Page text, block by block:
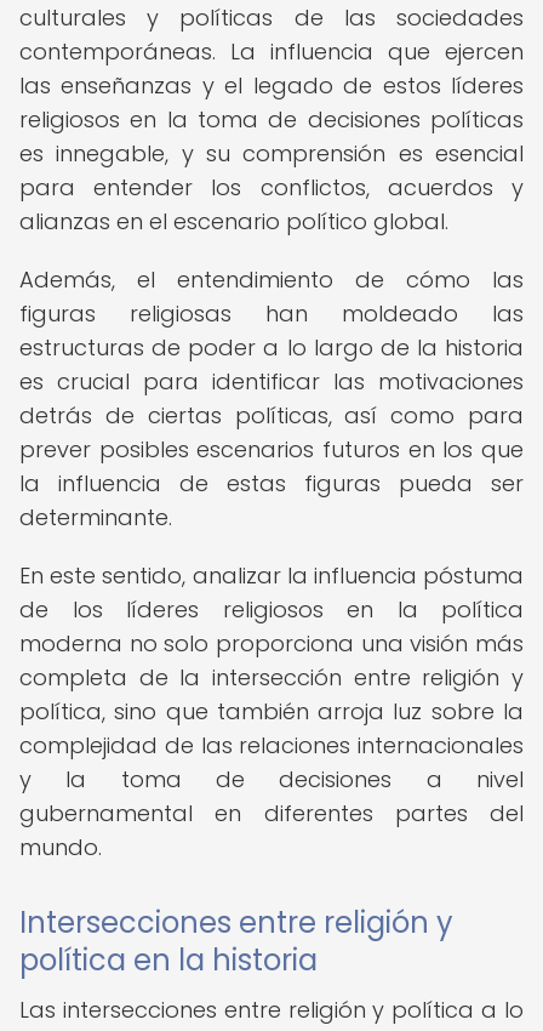
culturales y políticas de las sociedades
contemporáneas. La influencia que ejercen
las enseñanzas y el legado de estos líderes
religiosos en la toma de decisiones políticas
es innegable, y su comprensión es esencial
para entender los conflictos, acuerdos y
alianzas en el escenario político global.
Además, el entendimiento de cómo las
figuras religiosas han moldeado las
estructuras de poder a lo largo de la historia
es crucial para identificar las motivaciones
detrás de ciertas políticas, así como para
prever posibles escenarios futuros en los que
la influencia de estas figuras pueda ser
determinante.
En este sentido, analizar la influencia póstuma
de los líderes religiosos en la política
moderna no solo proporciona una visión más
completa de la intersección entre religión y
política, sino que también arroja luz sobre la
complejidad de las relaciones internacionales
y la toma de decisiones a nivel
gubernamental en diferentes partes del
mundo.
Intersecciones entre religión y
política en la historia
Las intersecciones entre religión y política a lo